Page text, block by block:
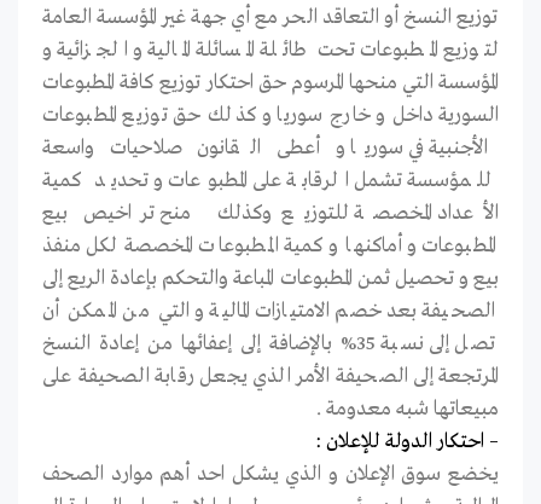
توزيع النسخ أو التعاقد الحر مع أي جهة غير المؤسسة العامة
لتوزيع المطبوعات تحت طائلة المسائلة المالية و الجزائية و
المؤسسة التي منحها المرسوم حق احتكار توزيع كافة المطبوعات
السورية داخل و خارج سوريا و كذلك حق توزيع المطبوعات
الأجنبية في سوريا و أعطى القانون صلاحيات واسعة
للمؤسسة تشمل الرقابة على المطبوعات و تحديد كمية
الأعداد المخصصة للتوزيع وكذلك منح تراخيص بيع
المطبوعات و أماكنها و كمية المطبوعات المخصصة لكل منفذ
بيع و تحصيل ثمن المطبوعات المباعة والتحكم بإعادة الريع إلى
الصحيفة بعد خصم الامتيازات المالية و التي من الممكن أن
تصل إلى نسبة 35% بالإضافة إلى إعفائها من إعادة النسخ
المرتجعة إلى الصحيفة الأمر الذي يجعل رقابة الصحيفة على
مبيعاتها شبه معدومة .
– احتكار الدولة للإعلان :
يخضع سوق الإعلان و الذي يشكل احد أهم موارد الصحف